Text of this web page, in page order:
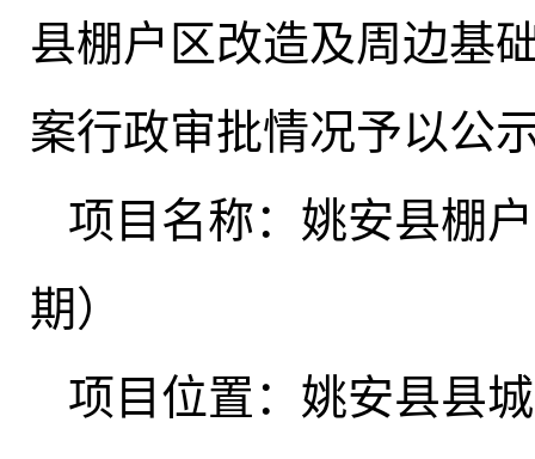
县棚户区改造及周边基
案行政审批情况予以公
项目名称：姚安县棚
期）
项目位置：姚安县县城